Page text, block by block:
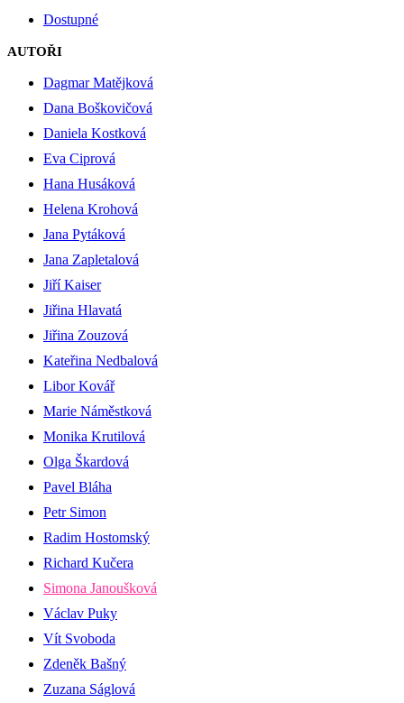
Dostupné
AUTOŘI
Dagmar Matějková
Dana Boškovičová
Daniela Kostková
Eva Ciprová
Hana Husáková
Helena Krohová
Jana Pytáková
Jana Zapletalová
Jiří Kaiser
Jiřina Hlavatá
Jiřina Zouzová
Kateřina Nedbalová
Libor Kovář
Marie Náměstková
Monika Krutilová
Olga Škardová
Pavel Bláha
Petr Simon
Radim Hostomský
Richard Kučera
Simona Janoušková
Václav Puky
Vít Svoboda
Zdeněk Bašný
Zuzana Ságlová